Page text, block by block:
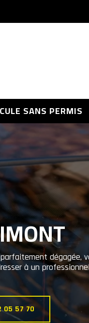
SANS PERMIS
à un
05 57 70